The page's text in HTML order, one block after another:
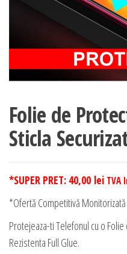
Folie de
Sticla
*SUPER PRET: 40,00 lei TVA
*Ofertă Competitivă Monitorizată
Protejeaza-ti Telefonul cu o
Rezistenta Full Glue.